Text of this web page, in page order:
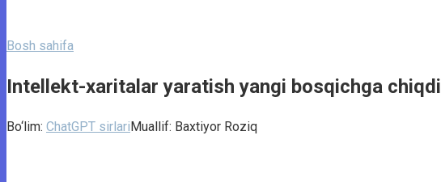
Bosh sahifa
Intellekt-xaritalar yaratish yangi bosqichga chiqdi
Bo‘lim: ChatGPT sirlariMuallif: Baxtiyor Roziq